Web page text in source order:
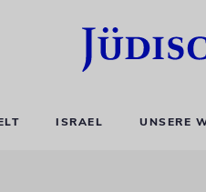
ISRAEL UNSERE